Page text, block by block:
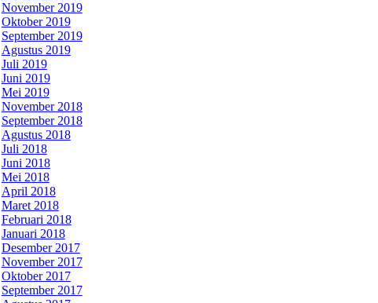
November 2019
Oktober 2019
September 2019
Agustus 2019
Juli 2019
Juni 2019
Mei 2019
November 2018
September 2018
Agustus 2018
Juli 2018
Juni 2018
Mei 2018
April 2018
Maret 2018
Februari 2018
Januari 2018
Desember 2017
November 2017
Oktober 2017
September 2017